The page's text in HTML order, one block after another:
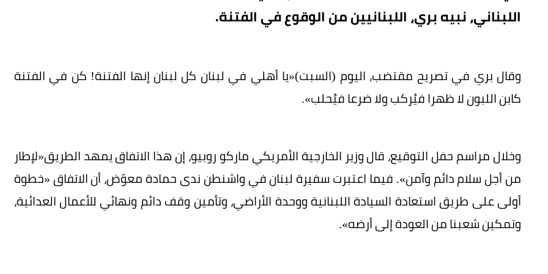
اللبناني، نبيه بري، اللبنانيين من الوقوع في الفتنة.
وقال بري في تصريح مقتضب، اليوم (السبت)«يا أهلي في لبنان كل لبنان إنها الفتنة! كن في الفتنة
كابن اللبون لا ظهرا فيُركب ولا ضرعا فيُحلب».
وخلال مراسم حفل التوقيع، قال وزير الخارجية الأمريكي ماركو روبيو، إن هذا الاتفاق يمهد الطريق«لإطار
من أجل سلام دائم وآمن». فيما اعتبرت سفيرة لبنان في واشنطن ندى حمادة معوّض، أن الاتفاق «خطوة
أولى على طريق استعادة السيادة اللبنانية ووحدة الأراضي، وتأمين وقف دائم ونهائي للأعمال العدائية،
وتمكين شعبنا من العودة إلى أرضه».